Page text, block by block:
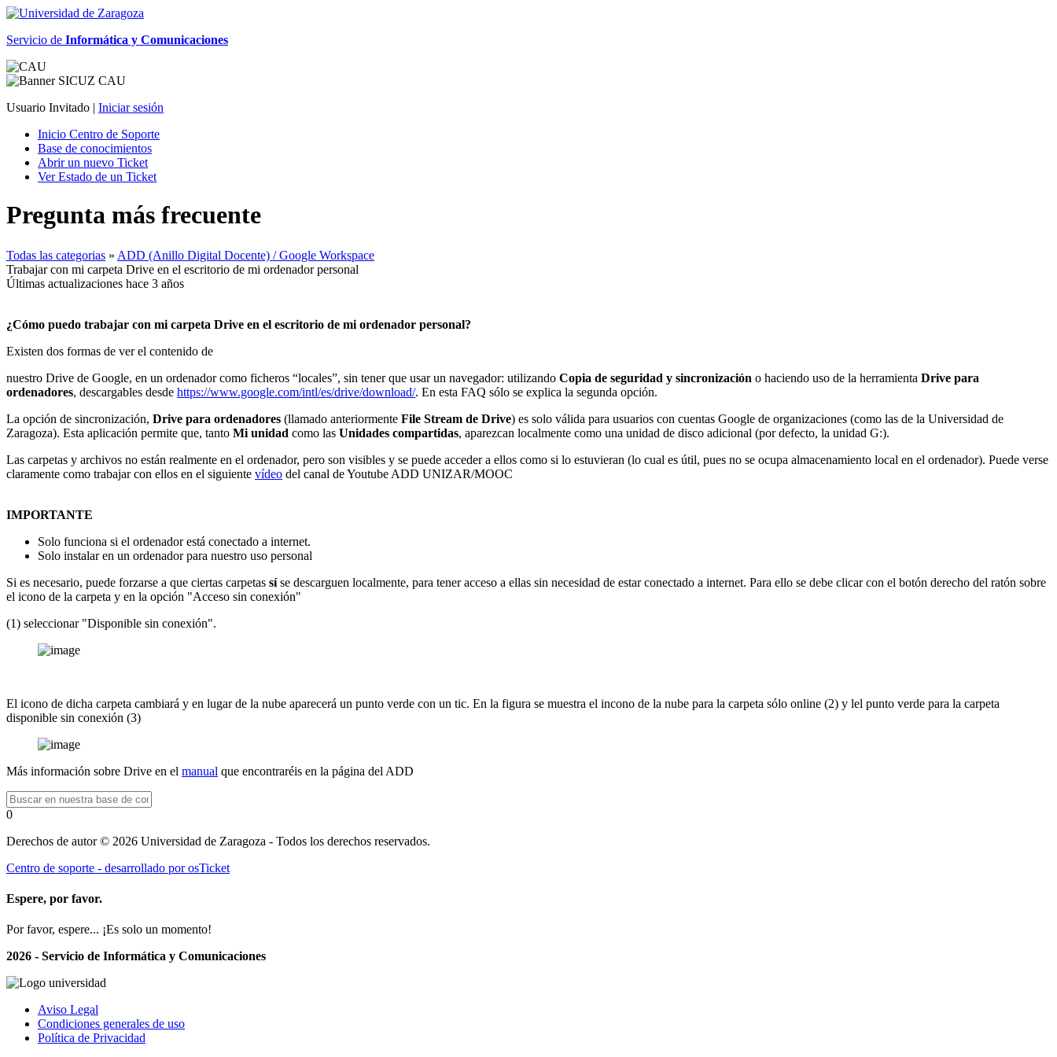
Servicio de Informática y Comunicaciones
Usuario Invitado | Iniciar sesión
Inicio Centro de Soporte
Base de conocimientos
Abrir un nuevo Ticket
Ver Estado de un Ticket
Pregunta más frecuente
Todas las categorias » ADD (Anillo Digital Docente) / Google Workspace
Trabajar con mi carpeta Drive en el escritorio de mi ordenador personal
Últimas actualizaciones hace 3 años
¿Cómo puedo trabajar con mi carpeta Drive en el escritorio de mi ordenador personal?
Existen dos formas de ver el contenido de
nuestro Drive de Google, en un ordenador como ficheros “locales”, sin tener que usar un navegador: utilizando Copia de seguridad y sincronización o haciendo uso de la herramienta Drive para
ordenadores, descargables desde https://www.google.com/intl/es/drive/download/. En esta FAQ sólo se explica la segunda opción.
La opción de sincronización, Drive para ordenadores (llamado anteriormente File Stream de Drive) es solo válida para usuarios con cuentas Google de organizaciones (como las de la Universidad de
Zaragoza). Esta aplicación permite que, tanto Mi unidad como las Unidades compartidas, aparezcan localmente como una unidad de disco adicional (por defecto, la unidad G:).
Las carpetas y archivos no están realmente en el ordenador, pero son visibles y se puede acceder a ellos como si lo estuvieran (lo cual es útil, pues no se ocupa almacenamiento local en el ordenador). Puede verse
claramente como trabajar con ellos en el siguiente vídeo del canal de Youtube ADD UNIZAR/MOOC
IMPORTANTE
Solo funciona si el ordenador está conectado a internet.
Solo instalar en un ordenador para nuestro uso personal
Si es necesario, puede forzarse a que ciertas carpetas síse descarguen localmente, para tener acceso a ellas sin necesidad de estar conectado a internet. Para ello se debe clicar con el botón derecho del ratón sobre
el icono de la carpeta y en la opción "Acceso sin conexión"
(1) seleccionar "Disponible sin conexión".
El icono de dicha carpeta cambiará y en lugar de la nube aparecerá un punto verde con un tic. En la figura se muestra el incono de la nube para la carpeta sólo online (2) y lel punto verde para la carpeta
disponible sin conexión (3)
Más información sobre Drive en el manual que encontraréis en la página del ADD
0
Derechos de autor © 2026 Universidad de Zaragoza - Todos los derechos reservados.
Centro de soporte - desarrollado por osTicket
Espere, por favor.
Por favor, espere... ¡Es solo un momento!
2026 - Servicio de Informática y Comunicaciones
Aviso Legal
Condiciones generales de uso
Política de Privacidad